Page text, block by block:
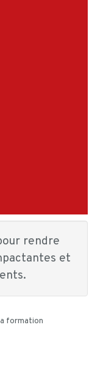
rendre
et
formation